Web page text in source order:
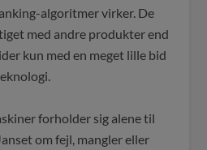
algoritmer virker. De
med andre produkter end
kun med en meget lille bid
forholder sig alene til
om fejl, mangler eller